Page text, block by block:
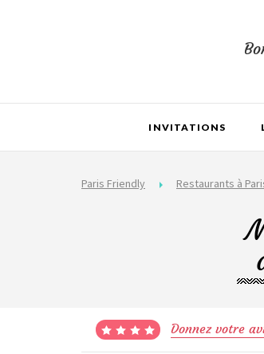
INVITATIONS
Paris Friendly Restaurants à
Donnez votre